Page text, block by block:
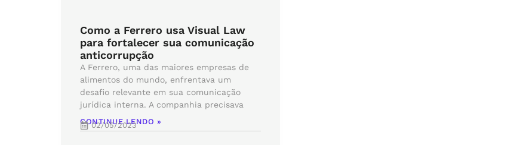
Como a Ferrero usa Visual Law
para fortalecer sua comunicação
anticorrupção
A Ferrero, uma das maiores empresas de
alimentos do mundo, enfrentava um
desafio relevante em sua comunicação
jurídica interna. A companhia precisava
CONTINUE LENDO »
02/05/2023